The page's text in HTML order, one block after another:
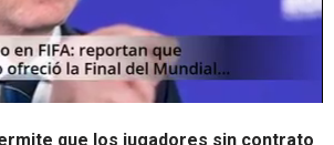
que los jugadores sin contrato